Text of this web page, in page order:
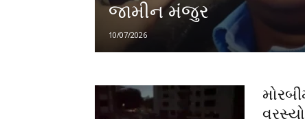
જામીન મંજુર
10/07/2026